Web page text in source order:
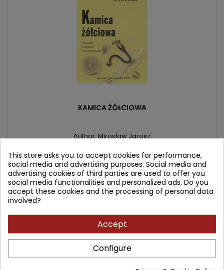
KAMICA ŻÓŁCIOWA
Author: Mirosław Jarosz
Price
32.90 złRegular
price
39.00 zł
Product unavailable
- 0.74 zł
This store asks you to accept cookies for performance,
social media and advertising purposes. Social media and
advertising cookies of third parties are used to offer you
social media functionalities and personalized ads. Do you
accept these cookies and the processing of personal data
involved?
Accept
Configure